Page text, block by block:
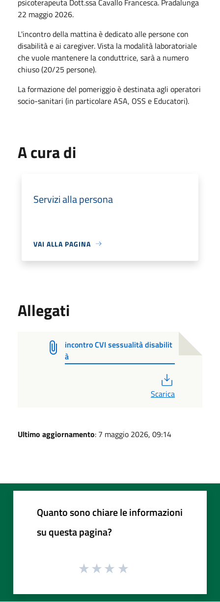
22 maggio 2026.
L'incontro della mattina è dedicato alle persone con
disabilità e ai caregiver. Vista la modalità laboratoriale
che vuole mantenere la conduttrice, sarà a numero
chiuso (20/25 persone).
La formazione del pomeriggio è destinata agli operatori
socio-sanitari (in particolare ASA, OSS e Educatori).
A cura di
Servizi alla persona
VAI ALLA PAGINA
Allegati
incontro CVI sessualità disabilit
à
Scarica
Ultimo aggiornamento: 7 maggio 2026, 09:14
Quanto sono chiare le informazioni
su questa pagina?